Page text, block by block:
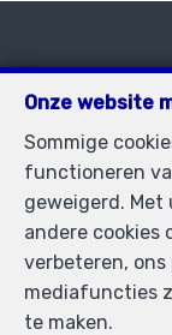
Onze website
Sommige
functioneren
geweigerd.
andere cookies
verbeteren,
mediafuncties
te maken.
BIV-
505438 -